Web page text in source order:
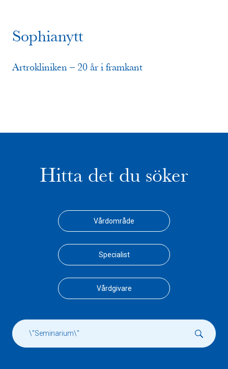
Sophianytt
Artrokliniken – 20 år i framkant
Hitta det du söker
Vårdområde
Specialist
Vårdgivare